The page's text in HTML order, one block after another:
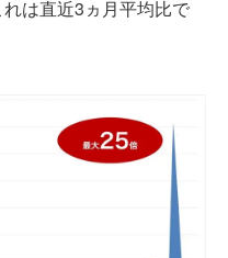
は直近3ヵ月平均比で